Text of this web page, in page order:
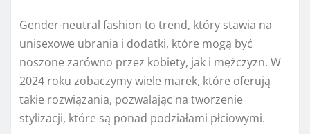
Gender-neutral fashion to trend, który stawia na
unisexowe ubrania i dodatki, które mogą być
noszone zarówno przez kobiety, jak i mężczyzn. W
2024 roku zobaczymy wiele marek, które oferują
takie rozwiązania, pozwalając na tworzenie
stylizacji, które są ponad podziałami płciowymi.